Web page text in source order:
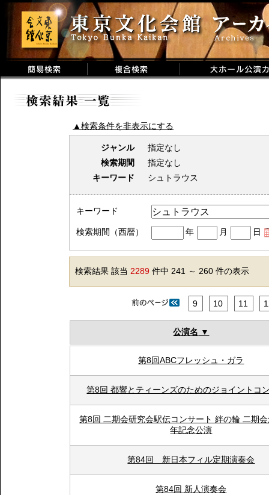
▲検索条件を非表示にする
ジャンル
指定なし
検索期間
指定なし
キーワード
シュトラウス
キーワード
検索期間（西暦） 年 月 日
検索結果 該当 2289 件中 241 ～ 260 件の表示
9 10 11
公演名
第8回ABCフレッシュ・ガラ
第8回 都響とティーンズのためのジョイントコ
第8回 二期会研究会駅伝コンサート 絆の輪 二期
年記念公演
第84回 新日本フィル定期演奏会
第84回 新人演奏会